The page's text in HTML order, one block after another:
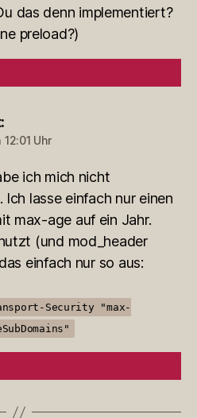
das denn implementiert?
preload?)
12:01 Uhr
ich mich nicht
lasse einfach nur einen
max-age auf ein Jahr.
(und mod_header
einfach nur so aus:
Security "max-